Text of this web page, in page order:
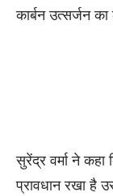
कार्बन उत्सर्जन
सुरेंद्र वर्मा ने
प्रावधान रखा है